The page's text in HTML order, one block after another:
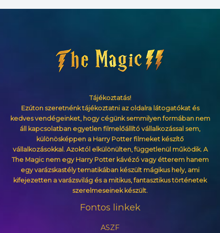
Tájékoztatás!
Ezúton szeretnénk tájékoztatni az oldalra látogatókat és
kedves vendégeinket, hogy cégünk semmilyen formában nem
áll kapcsolatban egyetlen filmelőállító vállalkozással sem,
különösképpen a Harry Potter filmeket készítő
vállalkozásokkal. Azoktól elkülönülten, függetlenül működik. A
The Magic nem egy Harry Potter kávézó vagy étterem hanem
egy varázskastély tematikában készült mágikus hely, ami
kifejezetten a varázsvilág és a mitikus, fantasztikus történetek
szerelmeseinek készült.
Fontos linkek
ASZF